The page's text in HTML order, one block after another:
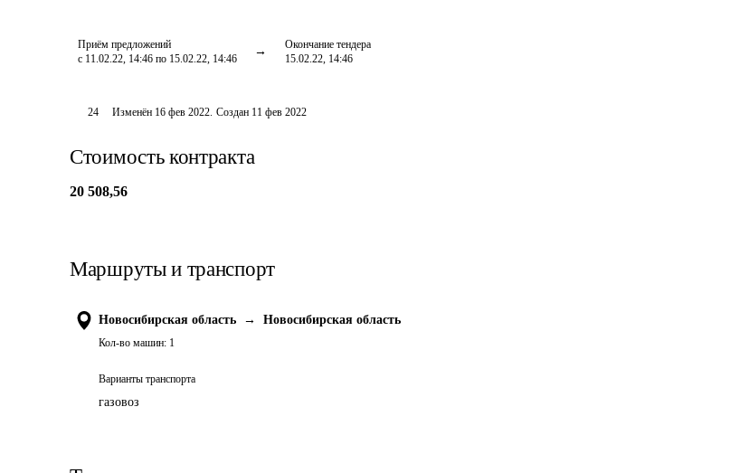
Приём предложений
с 11.02.22, 14:46 по 15.02.22, 14:46
Окончание тендера
15.02.22, 14:46
24 Изменён 16 фев 2022. Создан 11 фев 2022
Стоимость контракта
20 508,56
Маршруты и транспорт
Новосибирская область → Новосибирская область
Кол-во машин: 1
Варианты транспорта
газовоз